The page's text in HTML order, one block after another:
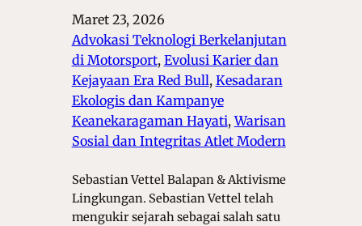
Maret 23, 2026
Advokasi Teknologi Berkelanjutan
di Motorsport, Evolusi Karier dan
Kejayaan Era Red Bull, Kesadaran
Ekologis dan Kampanye
Keanekaragaman Hayati, Warisan
Sosial dan Integritas Atlet Modern
Sebastian Vettel Balapan & Aktivisme
Lingkungan. Sebastian Vettel telah
mengukir sejarah sebagai salah satu